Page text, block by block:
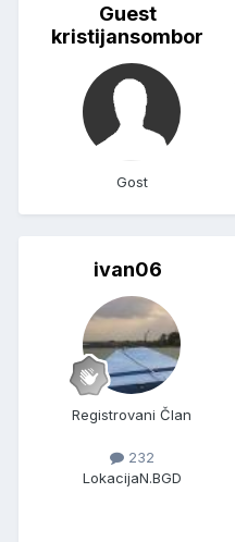
Guest
kristijansombor
Gost
ivan06
Registrovani Član
232
LokacijaN.BGD